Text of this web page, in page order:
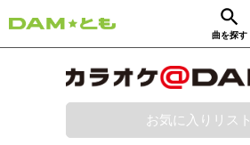
曲を探す
ログイン
お気に入りリスト